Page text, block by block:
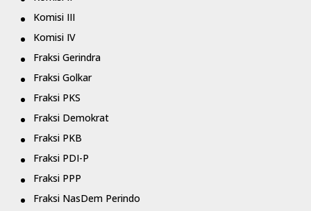
Komisi III
Komisi IV
Fraksi Gerindra
Fraksi Golkar
Fraksi PKS
Fraksi Demokrat
Fraksi PKB
Fraksi PDI-P
Fraksi PPP
Fraksi NasDem Perindo